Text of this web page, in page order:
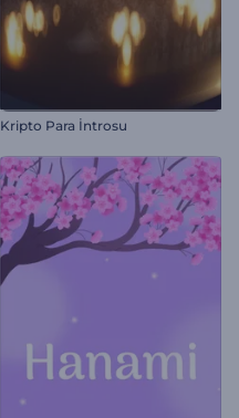
Kripto Para İntrosu